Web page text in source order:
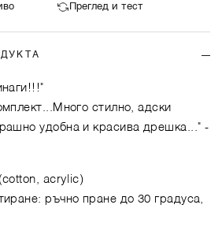
Преглед и тест
стилно, адски
удобна и красива дрешка..." -
acrylic)
ръчно пране до 30 градуса,